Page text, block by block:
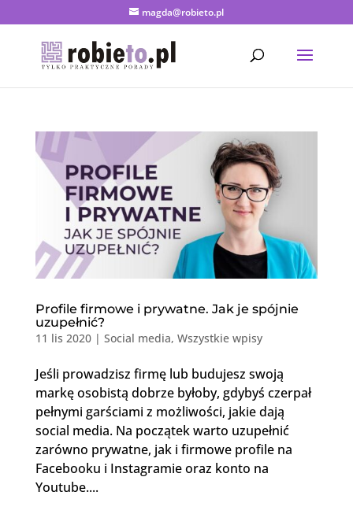
magda@robieto.pl
Profile firmowe i prywatne. Jak je spójnie
uzupełnić?
11 lis 2020| Social media, Wszystkie wpisy
Jeśli prowadzisz firmę lub budujesz swoją
markę osobistą dobrze byłoby, gdybyś czerpał
pełnymi garściami z możliwości, jakie dają
social media. Na początek warto uzupełnić
zarówno prywatne, jak i firmowe profile na
Facebooku i Instagramie oraz konto na
Youtube....